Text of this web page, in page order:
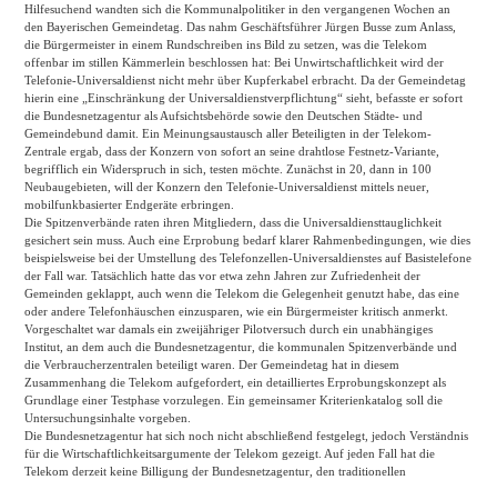
Hilfesuchend wandten sich die Kommunalpolitiker in den vergangenen Wochen an
den Bayerischen Gemeindetag. Das nahm Geschäftsführer Jürgen Busse zum Anlass,
die Bürgermeister in einem Rundschreiben ins Bild zu setzen, was die Telekom
offenbar im stillen Kämmerlein beschlossen hat: Bei Unwirtschaftlichkeit wird der
Telefonie-Universaldienst nicht mehr über Kupferkabel erbracht. Da der Gemeindetag
hierin eine „Einschränkung der Universaldienstverpflichtung“ sieht, befasste er sofort
die Bundesnetzagentur als Aufsichtsbehörde sowie den Deutschen Städte- und
Gemeindebund damit. Ein Meinungsaustausch aller Beteiligten in der Telekom-
Zentrale ergab, dass der Konzern von sofort an seine drahtlose Festnetz-Variante,
begrifflich ein Widerspruch in sich, testen möchte. Zunächst in 20, dann in 100
Neubaugebieten, will der Konzern den Telefonie-Universaldienst mittels neuer,
mobilfunkbasierter Endgeräte erbringen.
Die Spitzenverbände raten ihren Mitgliedern, dass die Universaldiensttauglichkeit
gesichert sein muss. Auch eine Erprobung bedarf klarer Rahmenbedingungen, wie dies
beispielsweise bei der Umstellung des Telefonzellen-Universaldienstes auf Basistelefone
der Fall war. Tatsächlich hatte das vor etwa zehn Jahren zur Zufriedenheit der
Gemeinden geklappt, auch wenn die Telekom die Gelegenheit genutzt habe, das eine
oder andere Telefonhäuschen einzusparen, wie ein Bürgermeister kritisch anmerkt.
Vorgeschaltet war damals ein zweijähriger Pilotversuch durch ein unabhängiges
Institut, an dem auch die Bundesnetzagentur, die kommunalen Spitzenverbände und
die Verbraucherzentralen beteiligt waren. Der Gemeindetag hat in diesem
Zusammenhang die Telekom aufgefordert, ein detailliertes Erprobungskonzept als
Grundlage einer Testphase vorzulegen. Ein gemeinsamer Kriterienkatalog soll die
Untersuchungsinhalte vorgeben.
Die Bundesnetzagentur hat sich noch nicht abschließend festgelegt, jedoch Verständnis
für die Wirtschaftlichkeitsargumente der Telekom gezeigt. Auf jeden Fall hat die
Telekom derzeit keine Billigung der Bundesnetzagentur, den traditionellen